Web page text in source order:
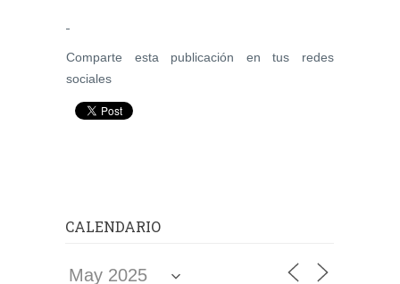
Comparte esta publicación en tus redes
sociales
CALENDARIO